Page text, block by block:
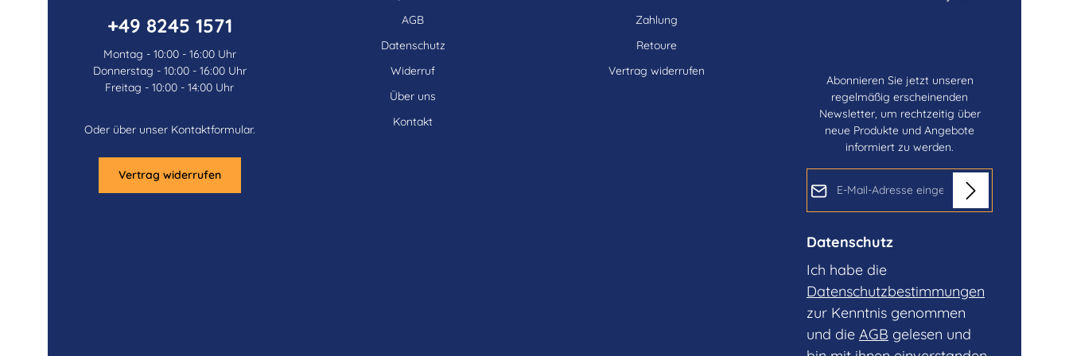
+49 8245 1571
Montag - 10:00 - 16:00 Uhr
Donnerstag - 10:00 - 16:00 Uhr
Freitag - 10:00 - 14:00 Uhr
Oder über unser Kontaktformular.
Vertrag widerrufen
AGB
Datenschutz
Widerruf
Über uns
Kontakt
Zahlung
Retoure
Vertrag widerrufen
Abonnieren Sie jetzt unseren
regelmäßig erscheinenden
Newsletter, um rechtzeitig über
neue Produkte und Angebote
informiert zu werden.
E-Mail-Adresse*
Datenschutz
Ich habe die
Datenschutzbestimmungen
zur Kenntnis genommen
und die AGB gelesen und